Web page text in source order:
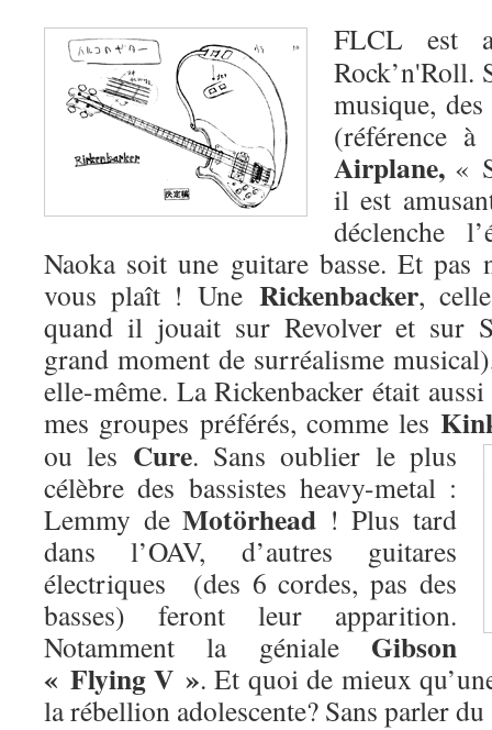
FLCL est
Rock’n'Roll.
musique,
(référence
Airplane, «
il est
déclenche
Naoka soit une guitare basse. Et pas
vous plaît ! Une Rickenbacker,
quand il jouait sur Revolver et sur
grand moment de surréalisme
elle-même. La Rickenbacker était
mes groupes préférés, comme les
ou les Cure. Sans oublier le plus
célèbre des bassistes heavy-metal :
Lemmy deMotörhead ! Plus tard
dans l’OAV, d’autres guitares
électriques (des 6 cordes, pas des
basses) feront leur apparition.
Notamment la géniale Gibson
« Flying V ». Et quoi de mieux
la rébellion adolescente? Sans parler